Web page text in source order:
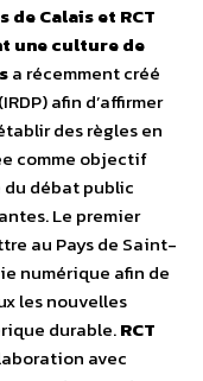
de Calais et RCT
une culture de
a récemment créé
afin d’affirmer
des règles en
comme objectif
débat public
Le premier
au Pays de Saint-
numérique afin de
les nouvelles
durable.RCT
avec